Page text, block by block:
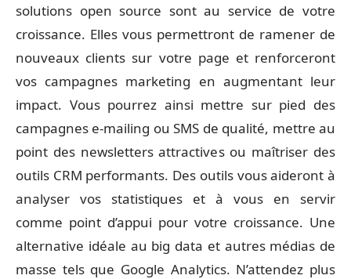
solutions open source sont au service de votre
croissance. Elles vous permettront de ramener de
nouveaux clients sur votre page et renforceront
vos campagnes marketing en augmentant leur
impact. Vous pourrez ainsi mettre sur pied des
campagnes e-mailing ou SMS de qualité, mettre au
point des newsletters attractives ou maîtriser des
outils CRM performants. Des outils vous aideront à
analyser vos statistiques et à vous en servir
comme point d’appui pour votre croissance. Une
alternative idéale au big data et autres médias de
masse tels que Google Analytics. N’attendez plus